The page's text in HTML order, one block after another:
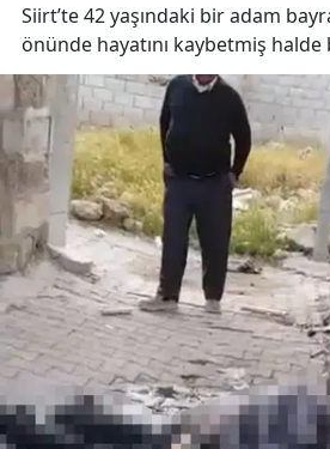
Siirt’te 42 yaşındaki bir adam
önünde hayatını kaybetmiş